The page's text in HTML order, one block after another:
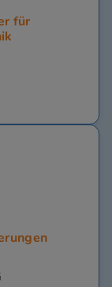
für